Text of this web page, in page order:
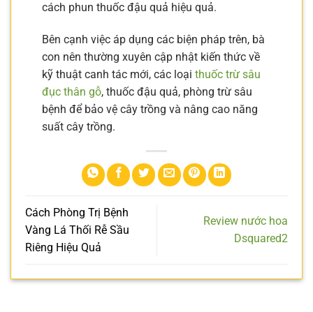
cách phun thuốc đậu quả hiệu quả.
Bên cạnh việc áp dụng các biện pháp trên, bà
con nên thường xuyên cập nhật kiến thức về
kỹ thuật canh tác mới, các loại thuốc trừ sâu
đục thân gỗ, thuốc đậu quả, phòng trừ sâu
bệnh để bảo vệ cây trồng và nâng cao năng
suất cây trồng.
Cách Phòng Trị Bệnh
Vàng Lá Thối Rễ Sầu
Riêng Hiệu Quả
Review nước hoa
Dsquared2